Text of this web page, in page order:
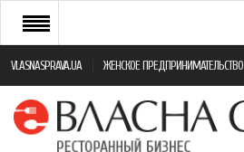
VLASNASPRAVA.UA ЖЕНСКОЕ ПРЕДПРИНИМАТЕЛЬСТВО
НОВИНИ РЕСТОРАННОГО БІЗНЕСУ
ЯК ВІДКРИТИ ТА УСПІШНО КЕРУВАТИ